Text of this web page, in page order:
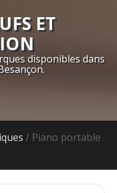
ET
disponibles dans
/ Piano portable